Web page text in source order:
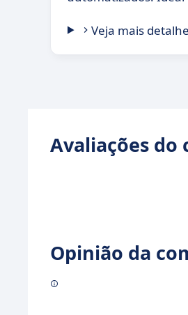
Veja mais
Avaliações do
Opinião da